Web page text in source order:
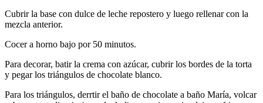
Cubrir la base con dulce de leche repostero y luego rellenar con la
mezcla anterior.
Cocer a horno bajo por 50 minutos.
Para decorar, batir la crema con azúcar, cubrir los bordes de la torta
y pegar los triángulos de chocolate blanco.
Para los triángulos, derrtir el baño de chocolate a baño María, volcar